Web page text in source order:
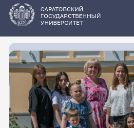
основному
содержанию
САРАТОВСКИЙ
ГОСУДАРСТВЕННЫЙ
УНИВЕРСИТЕТ